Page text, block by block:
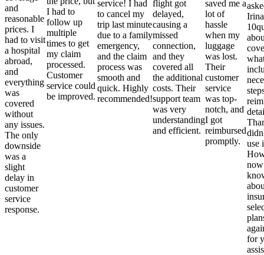
and
reasonable
prices. I
had to visit
a hospital
abroad,
and
everything
was
covered
without
any issues.
The only
downside
was a
slight
delay in
customer
service
response.
I had to
follow up
multiple
times to get
my claim
processed.
Customer
service could
be improved.
service! I had
to cancel my
trip last minute
due to a family
emergency,
and the claim
process was
smooth and
quick. Highly
recommended!
flight got
delayed,
causing a
missed
connection,
and they
covered all
the additional
costs. Their
support team
was very
understanding
and efficient.
saved me a
lot of
hassle
when my
luggage
was lost.
Their
customer
service
was top-
notch, and
I got
reimbursed
promptly.
use
for